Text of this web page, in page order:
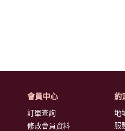
會員中心
訂單查詢
修改會員資料
約
地
服